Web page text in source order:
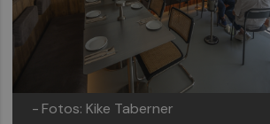
- Fotos: Kike Taberner